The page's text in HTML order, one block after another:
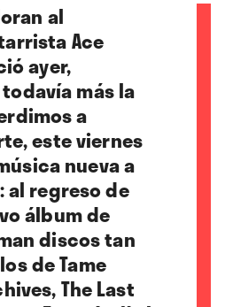
al
Ace
ayer,
más la
a
este viernes
nueva a
al regreso de
álbum de
discos tan
de Tame
The Last